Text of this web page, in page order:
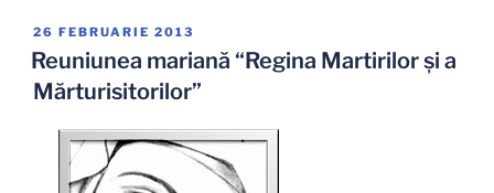
PUBLICAT
PE
26 FEBRUARIE 2013
Reuniunea mariană “Regina Martirilor şi a
Mărturisitorilor”